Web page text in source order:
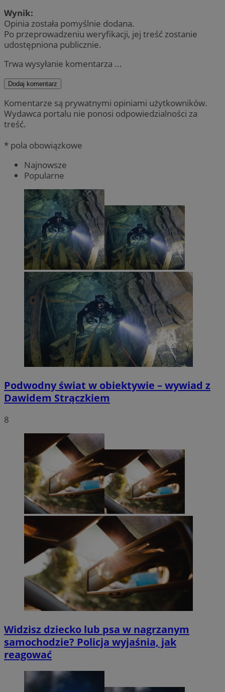
Wynik:
Opinia została pomyślnie dodana.
Po przeprowadzeniu weryfikacji, jej treść zostanie
udostępniona publicznie.
Trwa wysyłanie komentarza ...
Dodaj komentarz
Komentarze są prywatnymi opiniami użytkowników.
Wydawca portalu nie ponosi odpowiedzialności za
treść.
* pola obowiązkowe
Najnowsze
Popularne
Podwodny świat w obiektywie – wywiad z
Dawidem Strączkiem
8
Widzisz dziecko lub psa w nagrzanym
samochodzie? Policja wyjaśnia, jak
reagować